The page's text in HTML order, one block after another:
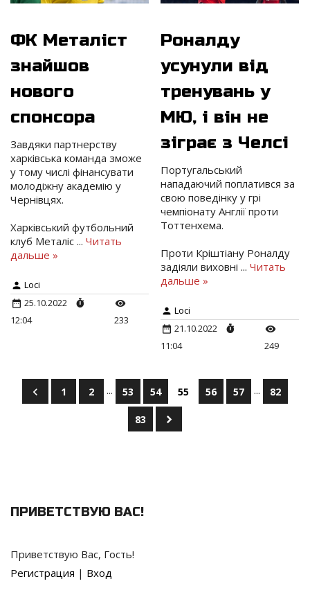
ФК Металіст
знайшов
нового
спонсора
Завдяки партнерству
харківська команда зможе
у тому числі фінансувати
молодіжну академію у
Чернівцях.
Харківський футбольний
клуб Металіс ... Читать
дальше »
Loci
25.10.2022
12:04
233
Роналду
усунули від
тренувань у
МЮ, і він не
зіграє з Челсі
Португальський
нападаючий поплатився за
свою поведінку у грі
чемпіонату Англії проти
Тоттенхема.
Проти Кріштіану Роналду
задіяли виховні...Читать
дальше »
Loci
21.10.2022
11:04
249
1 2 ... 53 54 55 56 57 ... 82
83
ПРИВЕТСТВУЮ ВАС!
Приветствую Вас, Гость!
Регистрация | Вход